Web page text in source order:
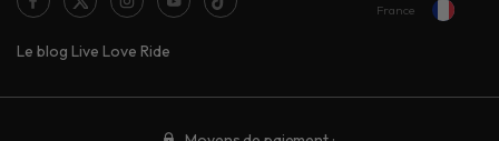
Le blog Live Love Ride
France